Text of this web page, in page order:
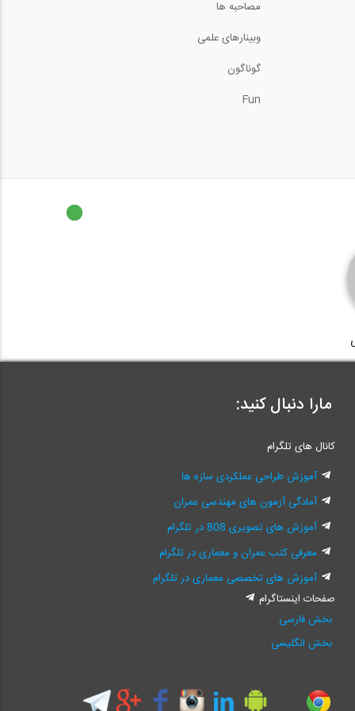
مصاحبه ها
وبینارهای علمی
گوناگون
Fun
مارا دنبال کنید:
کانال های تلگرام
آموزش طراحی عملکردی سازه ها
آمادگی آزمون های مهندسی عمران
آموزش های تصویری 808 در تلگرام
معرفی کتب عمران و معماری در تلگرام
آموزش های تخصصی معماری در تلگرام
صفحات اینستاگرام
بخش فارسی
بخش انگلیسی